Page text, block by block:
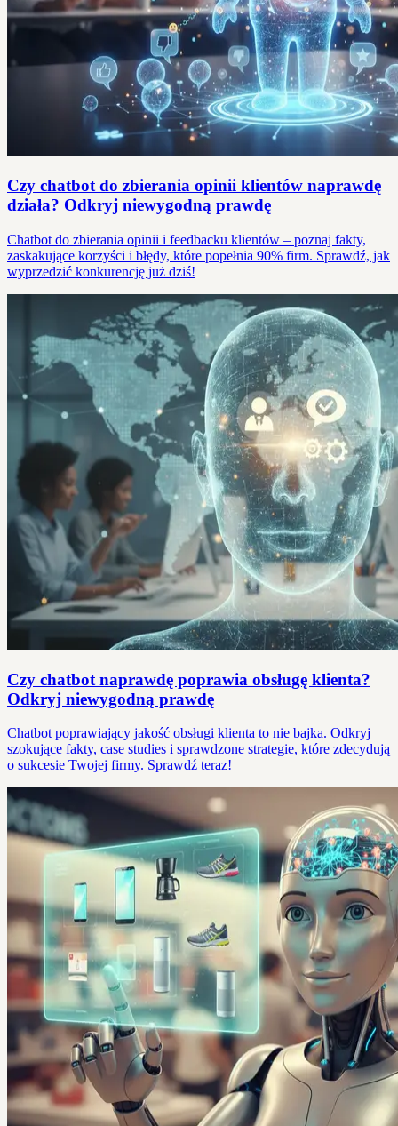
Czy chatbot do zbierania opinii klientów naprawdę
działa? Odkryj niewygodną prawdę
Chatbot do zbierania opinii i feedbacku klientów – poznaj fakty,
zaskakujące korzyści i błędy, które popełnia 90% firm. Sprawdź, jak
wyprzedzić konkurencję już dziś!
Czy chatbot naprawdę poprawia obsługę klienta?
Odkryj niewygodną prawdę
Chatbot poprawiający jakość obsługi klienta to nie bajka. Odkryj
szokujące fakty, case studies i sprawdzone strategie, które zdecydują
o sukcesie Twojej firmy. Sprawdź teraz!